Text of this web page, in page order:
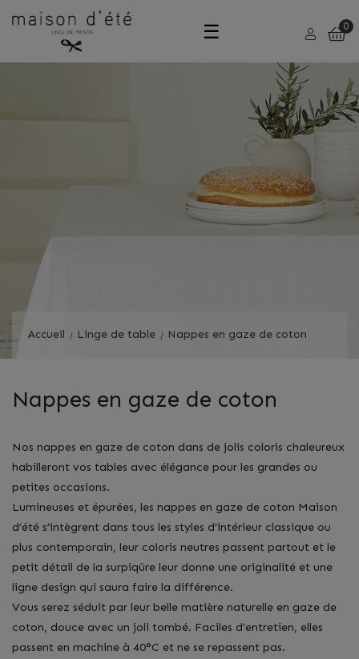
Basculer
☰ 0
Accueil Linge de table Nappes en gaze de coton
Nappes en gaze de coton
Nos nappes en gaze de coton dans de jolis coloris chaleureux
habilleront vos tables avec élégance pour les grandes ou
petites occasions.
Lumineuses et épurées, les nappes en gaze de coton Maison
d’été s’intègrent dans tous les styles d’intérieur classique ou
plus contemporain, leur coloris neutres passent partout et le
petit détail de la surpiqûre leur donne une originalité et une
ligne design qui saura faire la différence.
Vous serez séduit par leur belle matière naturelle en gaze de
coton, douce avec un joli tombé. Faciles d’entretien, elles
passent en machine à 40°C et ne se repassent pas.